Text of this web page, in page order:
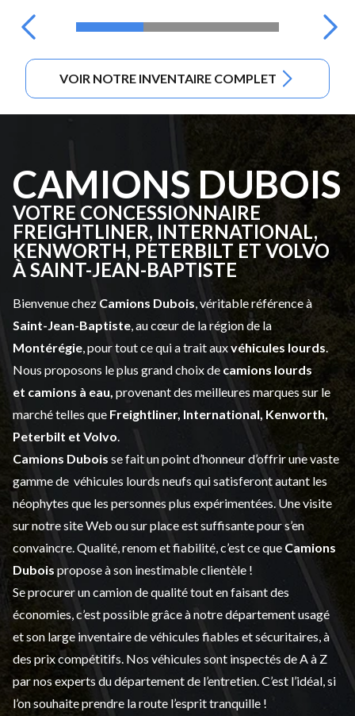
VOIR NOTRE INVENTAIRE COMPLET
CAMIONS DUBOIS
VOTRE CONCESSIONNAIRE
FREIGHTLINER, INTERNATIONAL,
KENWORTH, PETERBILT ET VOLVO
À SAINT-JEAN-BAPTISTE
Bienvenue chez Camions Dubois , véritable référence à
Saint-Jean-Baptiste , au cœur de la région de la
Montérégie , pour tout ce qui a trait auxvéhicules lourds
Nous proposons le plus grand choix de camions lourds
et camions à eau, provenant des meilleures marques sur le
marché telles que Freightliner, International, Kenworth,
Peterbilt et Volvo
Camions Dubois se fait un point d’honneur d’offrir une vaste
gamme de véhicules lourds neufs qui satisferont autant les
néophytes que les personnes plus expérimentées. Une visite
sur notre site Web ou sur place est suffisante pour s’en
convaincre. Qualité, renom et fiabilité, c’est ce que Camions
Dubois propose à son inestimable clientèle !
Se procurer un camion de qualité tout en faisant des
économies, c’est possible grâce à notredépartement usagé
et son large inventaire de véhicules fiables et sécuritaires, à
des prix compétitifs. Nos véhicules sont inspectés de A à Z
par nos experts du département de l’entretien . C’est l’idéal, si
l’on souhaite prendre la route l’esprit tranquille !